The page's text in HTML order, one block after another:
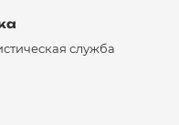
служба